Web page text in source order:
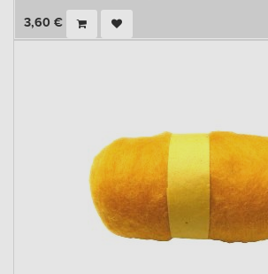
3,60 €